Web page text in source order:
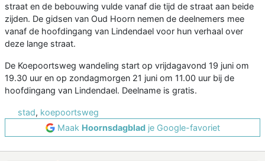
straat en de bebouwing vulde vanaf die tijd de straat aan beide
zijden. De gidsen van Oud Hoorn nemen de deelnemers mee
vanaf de hoofdingang van Lindendael voor hun verhaal over
deze lange straat.
De Koepoortsweg wandeling start op vrijdagavond 19 juni om
19.30 uur en op zondagmorgen 21 juni om 11.00 uur bij de
hoofdingang van Lindendael. Deelname is gratis.
stad, koepoortsweg
Maak Hoornsdagbladje Google-favoriet